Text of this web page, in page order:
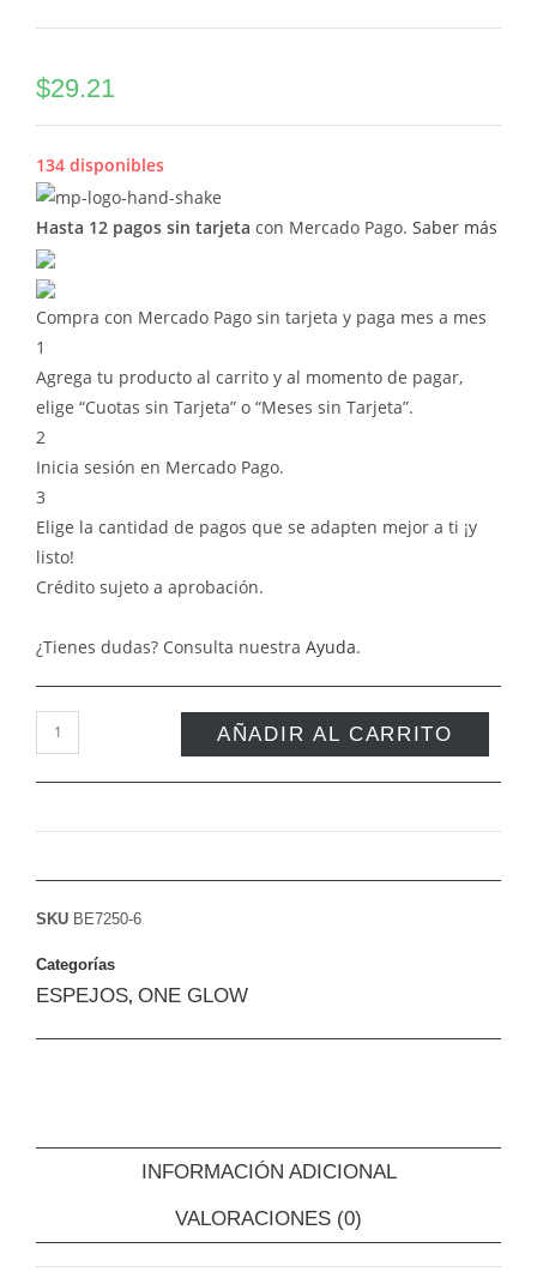
$29.21
134 disponibles
Hasta 12 pagos sin tarjeta con Mercado Pago. Saber más
Compra con Mercado Pago sin tarjeta y paga mes a mes
1
Agrega tu producto al carrito y al momento de pagar,
elige “Cuotas sin Tarjeta” o “Meses sin Tarjeta”.
2
Inicia sesión en Mercado Pago.
3
Elige la cantidad de pagos que se adapten mejor a ti ¡y
listo!
Crédito sujeto a aprobación.
¿Tienes dudas? Consulta nuestra Ayuda.
AÑADIR AL CARRITO
SKU BE7250-6
Categorías
ESPEJOS, ONE GLOW
INFORMACIÓN ADICIONAL
VALORACIONES (0)